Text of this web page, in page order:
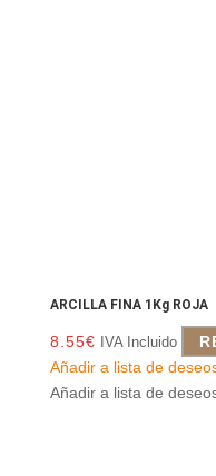
ARCILLA FINA 1Kg ROJA
8.55€ IVA Incluido
Añadir a lista de
Añadir a lista de